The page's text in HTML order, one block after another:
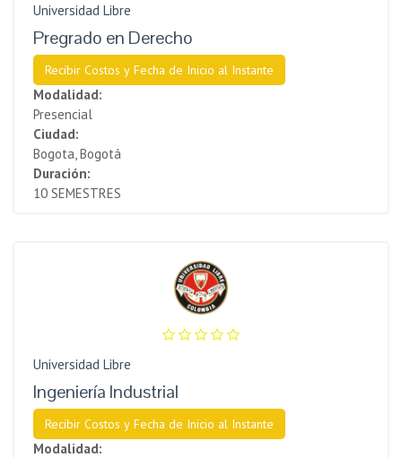
Universidad Libre
Pregrado en Derecho
Recibir Costos y Fecha de Inicio al Instante
Modalidad:
Presencial
Ciudad:
Bogota, Bogotá
Duración:
10 SEMESTRES
Universidad Libre
Ingeniería Industrial
Recibir Costos y Fecha de Inicio al Instante
Modalidad: